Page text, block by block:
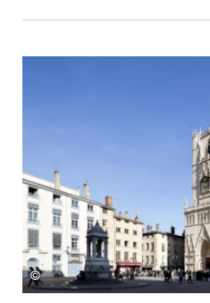
©